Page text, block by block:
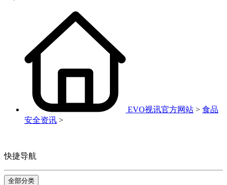
EVO视讯官方网站 > 食品
安全资讯 >
快捷导航
全部分类